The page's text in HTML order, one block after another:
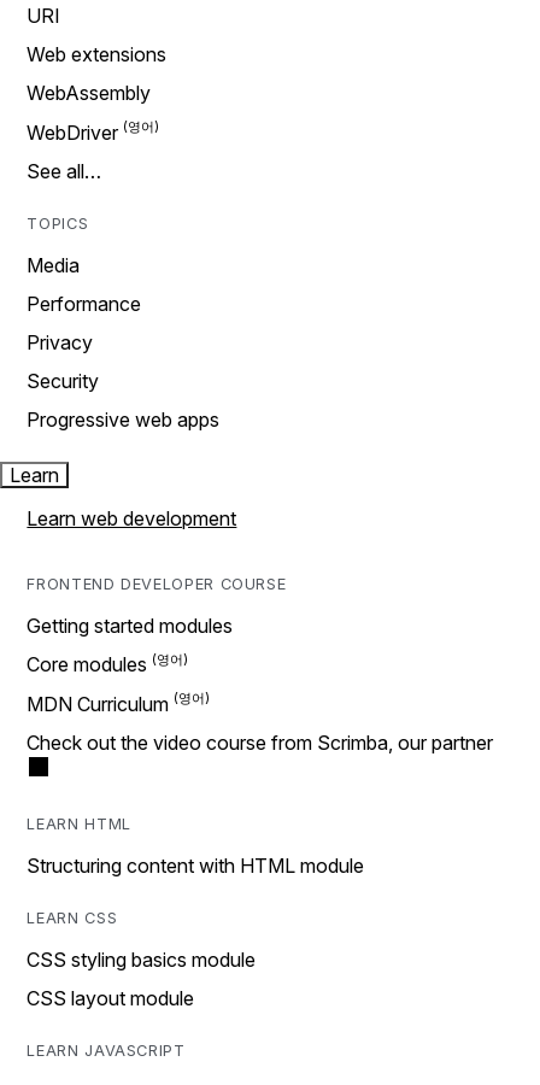
URI
Web extensions
WebAssembly
WebDriver
See all…
TOPICS
Media
Performance
Privacy
Security
Progressive web apps
Learn
Learn web development
FRONTEND DEVELOPER COURSE
Getting started modules
Core modules
MDN Curriculum
Check out the video course from Scrimba, our partner
LEARN HTML
Structuring content with HTML module
LEARN CSS
CSS styling basics module
CSS layout module
LEARN JAVASCRIPT